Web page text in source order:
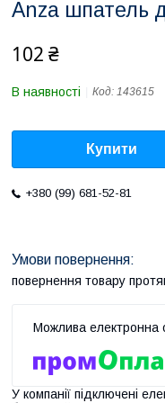
Anza шпатель
102 ₴
В наявності Код: 143615
Купити
+380 (99) 681-52-81
повернення товару
У компанії підключені